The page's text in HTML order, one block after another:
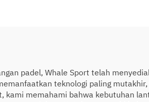
padel, Whale Sport telah
teknologi paling
kami memahami bahwa kebutuhan